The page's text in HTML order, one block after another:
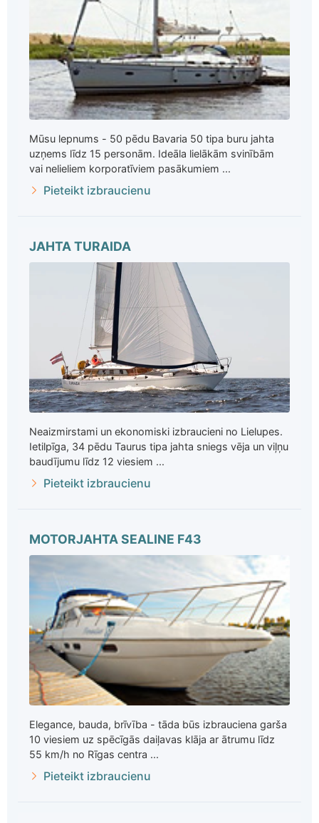
Mūsu lepnums - 50 pēdu Bavaria 50 tipa buru jahta
uzņems līdz 15 personām. Ideāla lielākām svinībām
vai nelieliem korporatīviem pasākumiem ...
Pieteikt izbraucienu
JAHTA TURAIDA
Neaizmirstami un ekonomiski izbraucieni no Lielupes.
Ietilpīga, 34 pēdu Taurus tipa jahta sniegs vēja un viļņu
baudījumu līdz 12 viesiem ...
Pieteikt izbraucienu
MOTORJAHTA SEALINE F43
Elegance, bauda, brīvība - tāda būs izbrauciena garša
10 viesiem uz spēcīgās daiļavas klāja ar ātrumu līdz
55 km/h no Rīgas centra ...
Pieteikt izbraucienu